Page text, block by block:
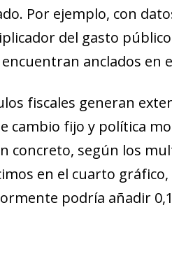
Por ejemplo, con
del gasto
anclados en
fiscales generan
cambio fijo y política
concreto, según los
en el cuarto gráfico,
podría añadir